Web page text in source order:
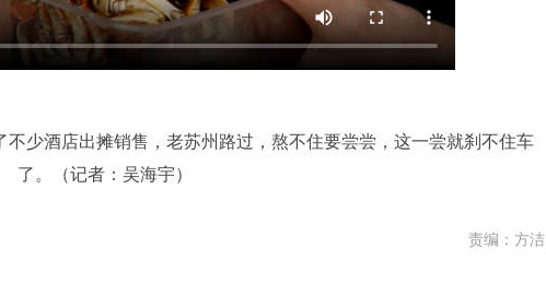
少酒店出摊销售，老苏州路过，熬不住要尝尝，这一尝就刹不住车
了。（记者：吴海宇）
责编：方洁